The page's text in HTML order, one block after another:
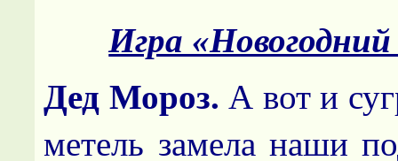
Игра «Новогодний
Дед Мороз. А вот и
метель замела наши